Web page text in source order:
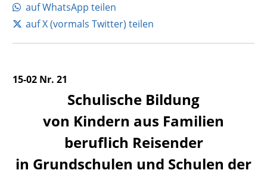
auf WhatsApp teilen
auf X (vormals Twitter) teilen
15-02 Nr. 21
Schulische Bildung
von Kindern aus Familien
beruflich Reisender
in Grundschulen und Schulen der